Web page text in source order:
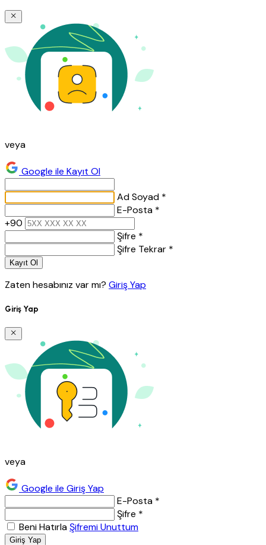
veya
Google ile Kayıt Ol
Ad Soyad *
E-Posta *
+90
Şifre *
Şifre Tekrar *
Kayıt Ol
Zaten hesabınız var mı? Giriş Yap
Giriş Yap
veya
Google ile Giriş Yap
E-Posta *
Şifre *
Beni HatırlaŞifremi Unuttum
Giriş Yap